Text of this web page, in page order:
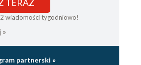
TERAZ
wiadomości tygodniowo!
»
partnerski »